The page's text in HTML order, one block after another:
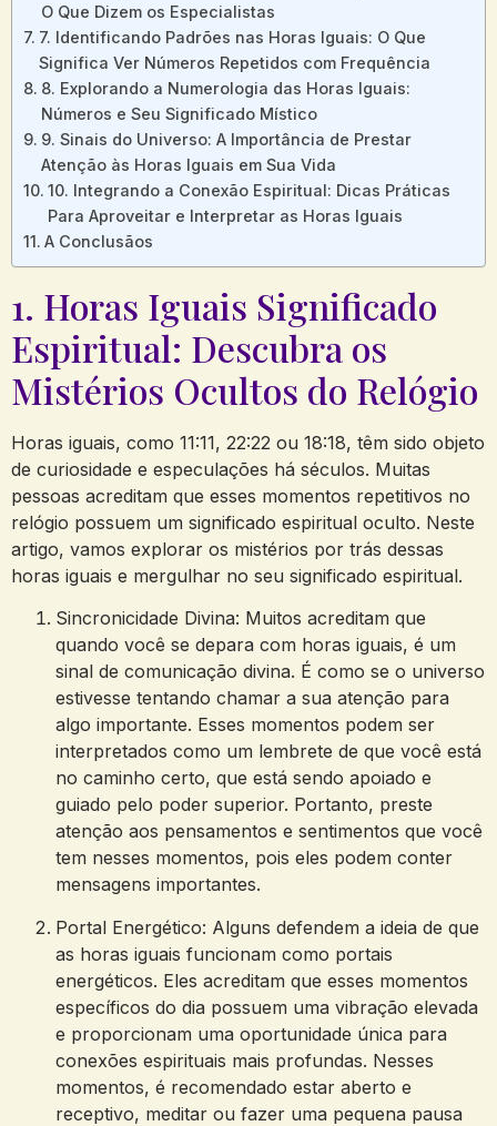
O Que Dizem os Especialistas
7. Identificando Padrões nas Horas Iguais: O Que
Significa Ver Números Repetidos com Frequência
8. Explorando a Numerologia das Horas Iguais:
Números e Seu Significado Místico
9. Sinais do Universo: A Importância de Prestar
Atenção às Horas Iguais em Sua Vida
10. Integrando a Conexão Espiritual: Dicas Práticas
Para Aproveitar e Interpretar as Horas Iguais
A Conclusãos
1. Horas Iguais Significado
Espiritual: Descubra os
Mistérios Ocultos do Relógio
Horas iguais, como 11:11, 22:22 ou 18:18, têm sido objeto
de curiosidade e especulações há séculos. Muitas
pessoas acreditam que esses momentos repetitivos no
relógio possuem um significado espiritual oculto. Neste
artigo, vamos explorar os mistérios por trás dessas
horas iguais e mergulhar no seu significado espiritual.
Sincronicidade Divina: Muitos acreditam que
quando você se depara com horas iguais, é um
sinal de comunicação divina. É como se o universo
estivesse tentando chamar a sua atenção para
algo importante. Esses momentos podem ser
interpretados como um lembrete de que você está
no caminho certo, que está sendo apoiado e
guiado pelo poder superior. Portanto, preste
atenção aos pensamentos e sentimentos que você
tem nesses momentos, pois eles podem conter
mensagens importantes.
Portal Energético: Alguns defendem a ideia de que
as horas iguais funcionam como portais
energéticos. Eles acreditam que esses momentos
específicos do dia possuem uma vibração elevada
e proporcionam uma oportunidade única para
conexões espirituais mais profundas. Nesses
momentos, é recomendado estar aberto e
receptivo, meditar ou fazer uma pequena pausa